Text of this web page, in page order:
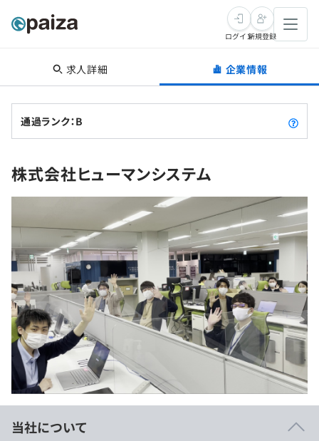
転職・キャリア
転職成功ガイド
インタビュー
新卒就活
求人検索
インターン
新卒エージェント
イベント・セミナー
インタビュー
学習
問題集
4択課題
ナレッジ
リファレンス
プラン
個人向けプラン
プログラミング言語
SQL
評価結果一覧
再チャレンジ結果一覧
ゲーム・マンガ
メディア
Tech Team Journal
paiza times
note
paizaとは？
ログイン新規登録
求人詳細 企業情報
通過ランク：B
株式会社ヒューマンシステム
当社について